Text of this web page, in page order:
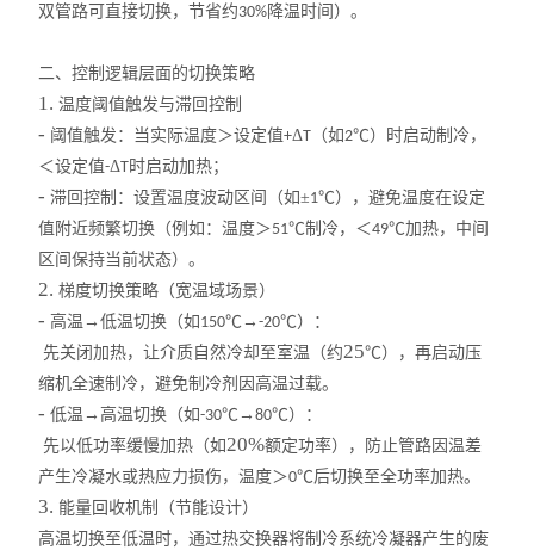
旋片式真空泵
微波化学反应器
显微熔点测定仪
蠕动泵
振荡器
微型真空泵
摇床
漩涡混合器
高速分散器
双管路可直接切换，节省约30%降温时间）。
二、控制逻辑层面的切换策略
1.温度阈值触发与滞回控制
- 阈值触发：当实际温度＞设定值+ΔT （如2℃）时启动制冷，
＜设定值-ΔT时启动加热；
-滞回控制：设置温度波动区间（如±1℃），避免温度在设定
值附近频繁切换（例如：温度＞51℃制冷，＜49℃加热，中间
区间保持当前状态）。
2.梯度切换策略（宽温域场景）
-高温→低温切换（如 150℃→-20℃）：
先关闭加热，让介质自然冷却至室温（约25℃），再启动压
缩机全速制冷，避免制冷剂因高温过载。
-低温→高温切换（如-30℃→80℃）：
先以低功率缓慢加热（如20%额定功率），防止管路因温差
产生冷凝水或热应力损伤，温度＞0℃后切换至全功率加热。
3. 能量回收机制（节能设计）
高温切换至低温时，通过热交换器将制冷系统冷凝器产生的废